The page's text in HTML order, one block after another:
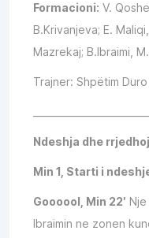
Formacioni: V.
B.Krivanjeva; E.
Mazrekaj; B.Ibraimi,
Trajner: Shpëtim Duro
Ndeshja dhe
Min 1, Starti i
Goooool, Min 22′
Ibraimin ne zonen